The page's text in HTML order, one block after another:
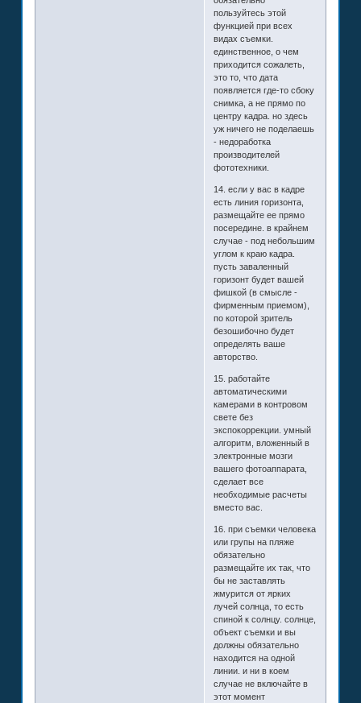
пользуйтесь этой
функцией при всех
видах съемки.
единственное, о чем
приходится сожалеть,
это то, что дата
появляется где-то сбоку
снимка, а не прямо по
центру кадра. но здесь
уж ничего не поделаешь
- недоработка
производителей
фототехники.
14. если у вас в кадре
есть линия горизонта,
размещайте ее прямо
посередине. в крайнем
случае - под небольшим
углом к краю кадра.
пусть заваленный
горизонт будет вашей
фишкой (в смысле -
фирменным приемом),
по которой зритель
безошибочно будет
определять ваше
авторство.
15. работайте
автоматическими
камерами в контровом
свете без
экспокоррекции. умный
алгоритм, вложенный в
электронные мозги
вашего фотоаппарата,
сделает все
необходимые расчеты
вместо вас.
16. при съемки человека
или групы на пляже
обязательно
размещайте их так, что
бы не заставлять
жмурится от ярких
лучей солнца, то есть
спиной к солнцу. солнце,
объект съемки и вы
должны обязательно
находится на одной
линии. и ни в коем
случае не включайте в
этот момент